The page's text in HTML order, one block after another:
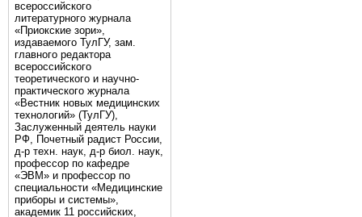
всероссийского
литературного журнала
«Приокские зори»,
издаваемого ТулГУ, зам.
главного редактора
всероссийского
теоретического и научно-
практического журнала
«Вестник новых медицинских
технологий» (ТулГУ),
Заслуженный деятель науки
РФ, Почетный радист России,
д-р техн. наук, д-р биол. наук,
профессор по кафедре
«ЭВМ» и профессор по
специальности «Медицинские
приборы и системы»,
академик 11 российских,